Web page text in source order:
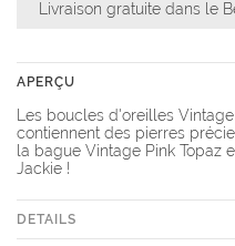
Livraison gratuite dans le
APERÇU
Les boucles d'oreilles
contiennent des pierres
la bague Vintage Pink Topaz
Jackie !
DETAILS